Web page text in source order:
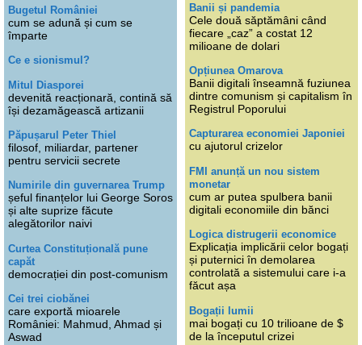
Bugetul României
cum se adună și cum se
împarte
Ce e sionismul?
Mitul Diasporei
devenită reacționară, contină să
își dezamăgească artizanii
Păpușarul Peter Thiel
filosof, miliardar, partener
pentru servicii secrete
Numirile din guvernarea Trump
șeful finanțelor lui George Soros
și alte suprize făcute
alegătorilor naivi
Curtea Constituțională pune
capăt
democrației din post-comunism
Cei trei ciobănei
care exportă mioarele
României: Mahmud, Ahmad și
Aswad
Banii și pandemia
Cele două săptămâni când
fiecare „caz” a costat 12
milioane de dolari
Opțiunea Omarova
Banii digitali înseamnă fuziunea
dintre comunism și capitalism în
Registrul Poporului
Capturarea economiei Japoniei
cu ajutorul crizelor
FMI anunță un nou sistem
monetar
cum ar putea spulbera banii
digitali economiile din bănci
Logica distrugerii economice
Explicația implicării celor bogați
și puternici în demolarea
controlată a sistemului care i-a
făcut așa
Bogații lumii
mai bogați cu 10 trilioane de $
de la începutul crizei